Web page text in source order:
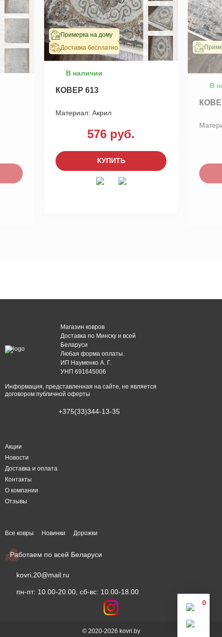
0
Примерка на дому
Доставка бесплатно
В наличии
КОВЕР 613
Материал: Акрил
576 руб.
КУПИТЬ
В
Магазин ковров
Доставка по Минску и всей
Беларуси
Любая форма оплаты.
ИП Науменко А. Г.
УНП 691645006
Информация, представленная на сайте, не является
договором публичной оферты
+375(33)344-13-35
Акции
Новости
Доставка и оплата
Контакты
О компании
Отзывы
Все ковры Новинки Дорожки
Работаем по всей Беларуси
kovri.20@mail.ru
пн-пт: 10.00-20.00, сб-вс: 10.00-18.00
© 2020-2026 kovri.by